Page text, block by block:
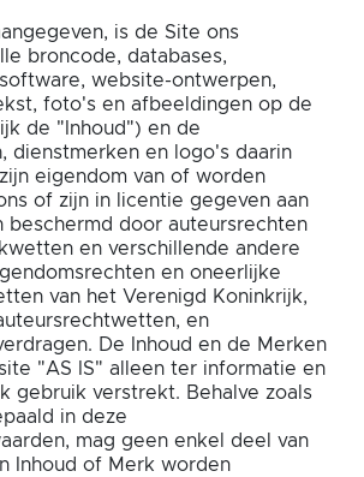
is de Site ons
broncode, databases,
website-ontwerpen,
foto's en afbeeldingen op de
de "Inhoud") en de
dienstmerken en logo's daarin
eigendom van of worden
of zijn in licentie gegeven aan
beschermd door auteursrechten
en verschillende andere
en oneerlijke
van het Verenigd Koninkrijk,
en
De Inhoud en de Merken
"AS IS" alleen ter informatie en
gebruik verstrekt. Behalve zoals
in deze
mag geen enkel deel van
Inhoud of Merk worden